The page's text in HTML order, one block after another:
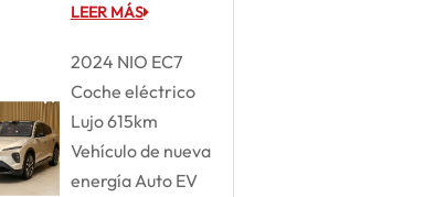
LEER MÁS
2024 NIO EC7
Coche eléctrico
Lujo 615km
Vehículo de nueva
energía Auto EV